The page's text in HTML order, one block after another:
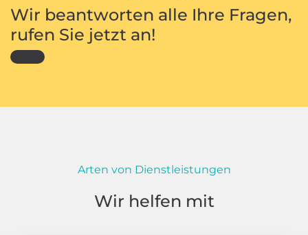
Wir beantworten alle Ihre Fragen,
rufen Sie jetzt an!
Arten von Dienstleistungen
Wir helfen mit